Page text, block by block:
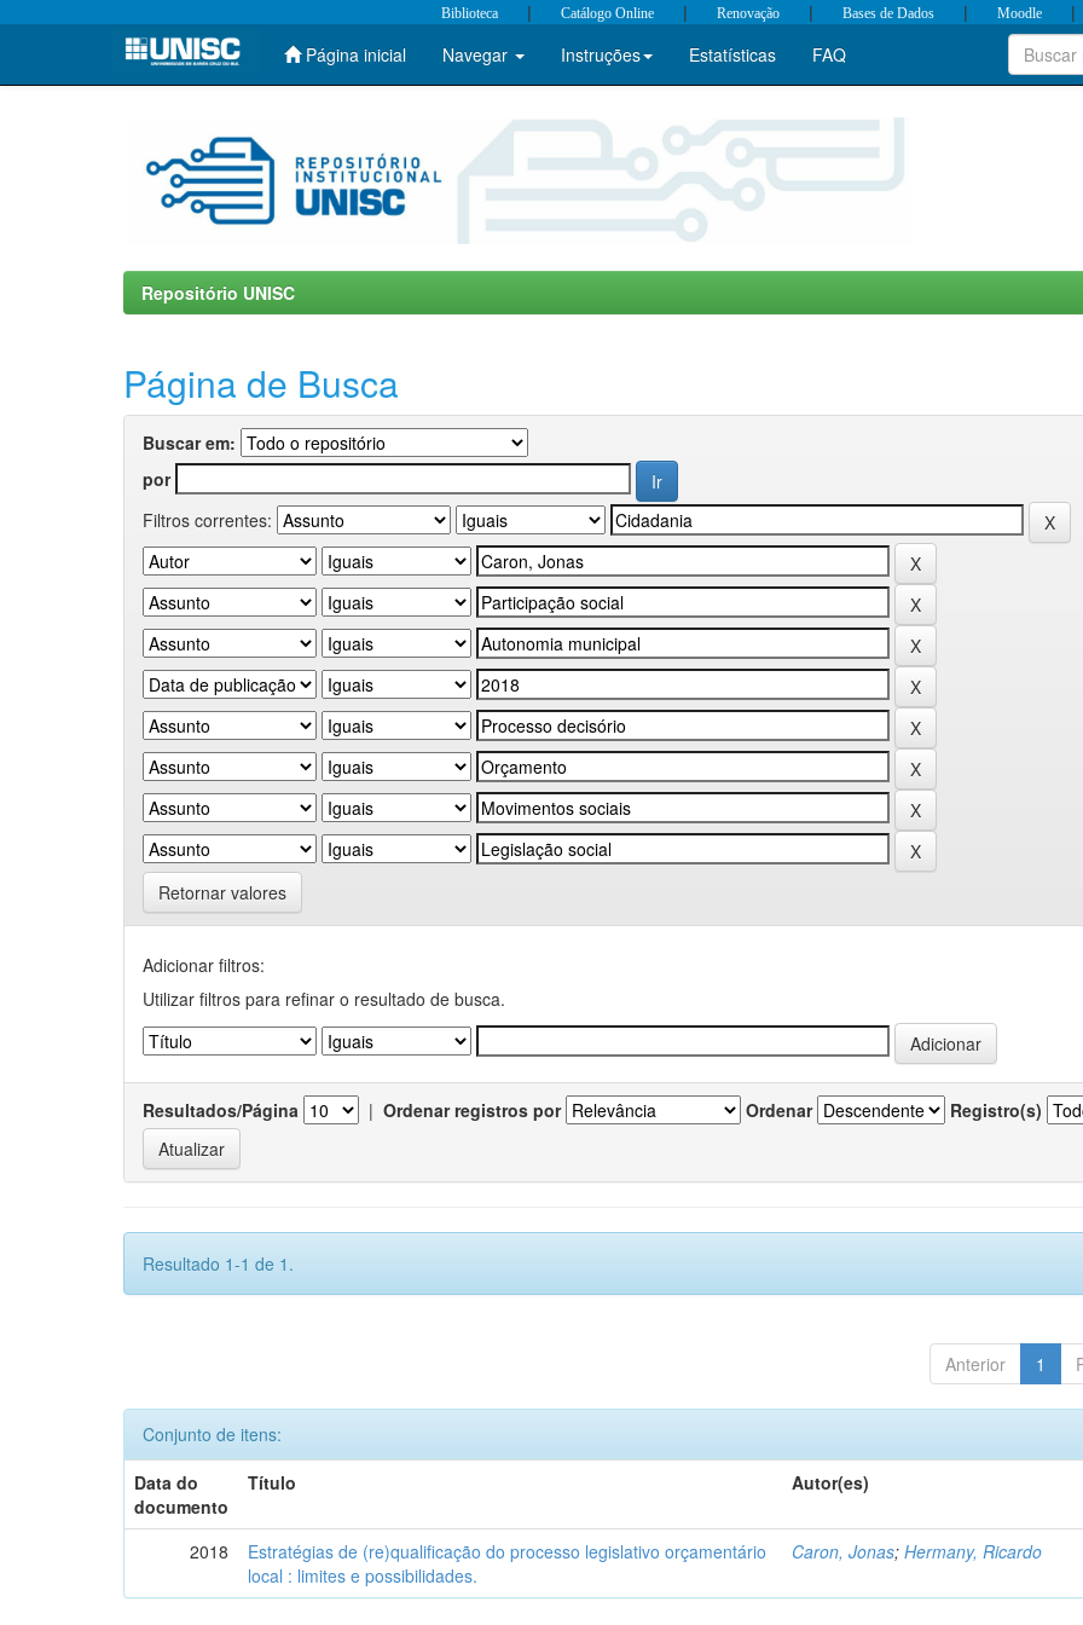
Skip
Biblioteca | Catálogo Online | Renovação | Bases de Dados | Moodle |
Página inicial Navegar Instruções Estatísticas FAQ
Repositório UNISC
Página de Busca
Buscar em:
por
Filtros correntes:
Retornar valores
Adicionar filtros:
Utilizar filtros para refinar o resultado de busca.
Resultados/Página | Ordenar registros por Ordenar Registro(s)
Resultado 1-1 de 1.
Anterior 1
Conjunto de itens:
Data do
documento
Título Autor(es)
2018
Estratégias de (re)qualificação do processo legislativo orçamentário
local : limites e possibilidades.
Caron, Jonas;Hermany, Ricardo